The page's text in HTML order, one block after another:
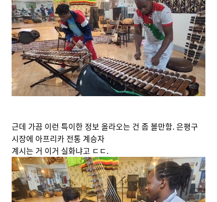
근데 가끔 이런 특이한 정보 올라오는 건 좀 볼만함. 은평구
시장에 아프리카 전통 계승자
계시는 거 이거 실화냐고 ㄷㄷ.